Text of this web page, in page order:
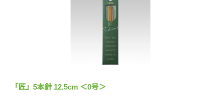
「匠」5本針 12.5cm ＜0号＞